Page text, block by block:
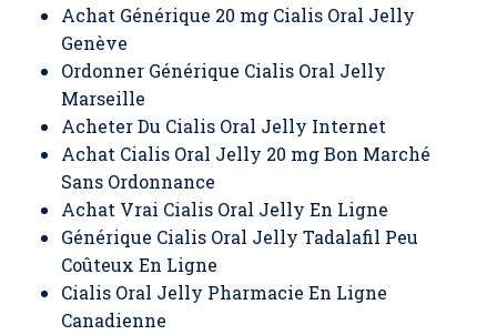
Achat Générique 20 mg Cialis Oral Jelly
Genève
Ordonner Générique Cialis Oral Jelly
Marseille
Acheter Du Cialis Oral Jelly Internet
Achat Cialis Oral Jelly 20 mg Bon Marché
Sans Ordonnance
Achat Vrai Cialis Oral Jelly En Ligne
Générique Cialis Oral Jelly Tadalafil Peu
Coûteux En Ligne
Cialis Oral Jelly Pharmacie En Ligne
Canadienne